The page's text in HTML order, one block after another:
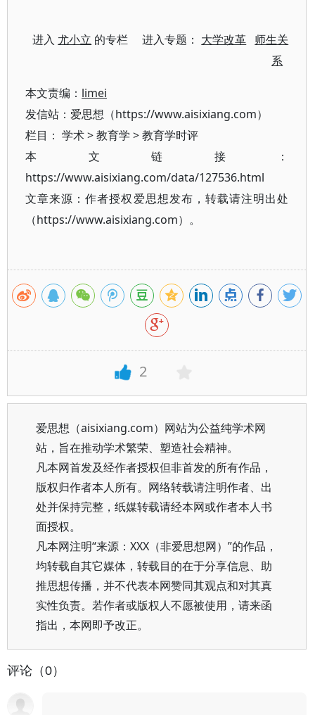
进入 尤小立 的专栏 进入专题： 大学改革 师生关
系
本文责编： limei
发信站：爱思想（https://www.aisixiang.com）
栏目： 学术>教育学 >教育学时评
本文链接：
https://www.aisixiang.com/data/127536.html
文章来源：作者授权爱思想发布，转载请注明出处
（https://www.aisixiang.com）。
2
爱思想（aisixiang.com）网站为公益纯学术网
站，旨在推动学术繁荣、塑造社会精神。
凡本网首发及经作者授权但非首发的所有作品，
版权归作者本人所有。网络转载请注明作者、出
处并保持完整，纸媒转载请经本网或作者本人书
面授权。
凡本网注明“来源：XXX（非爱思想网）”的作品，
均转载自其它媒体，转载目的在于分享信息、助
推思想传播，并不代表本网赞同其观点和对其真
实性负责。若作者或版权人不愿被使用，请来函
指出，本网即予改正。
评论（0）